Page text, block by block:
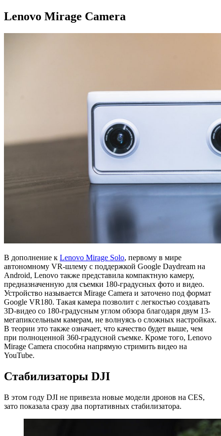
Lenovo Mirage Camera
В дополнение к Lenovo Mirage Solo, первому в мире
автономному VR-шлему с поддержкой Google Daydream на
Android, Lenovo также представила компактную камеру,
предназначенную для съемки 180-градусных фото и видео.
Устройство называется Mirage Camera и заточено под формат
Google VR180. Такая камера позволит с легкостью создавать
3D-видео со 180-градусным углом обзора благодаря двум 13-
мегапиксельным камерам, не волнуясь о сложных настройках.
В теории это также означает, что качество будет выше, чем
при полноценной 360-градусной съемке. Кроме того, Lenovo
Mirage Camera способна напрямую стримить видео на
YouTube.
Стабилизаторы DJI
В этом году DJI не привезла новые модели дронов на CES,
зато показала сразу два портативных стабилизатора.